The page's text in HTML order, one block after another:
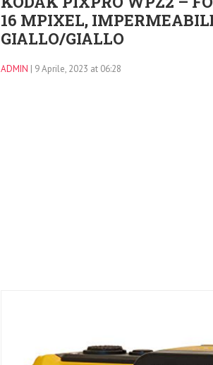
16 MPIXEL,
GIALLO/GIALLO
ADMIN | 9 Aprile, 2023 at 06:28